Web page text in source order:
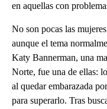
en aquellas con
No son pocas las
aunque el tema
Katy Bannerman, una
Norte, fue una de ellas:
al quedar embarazada
para superarlo. Tras